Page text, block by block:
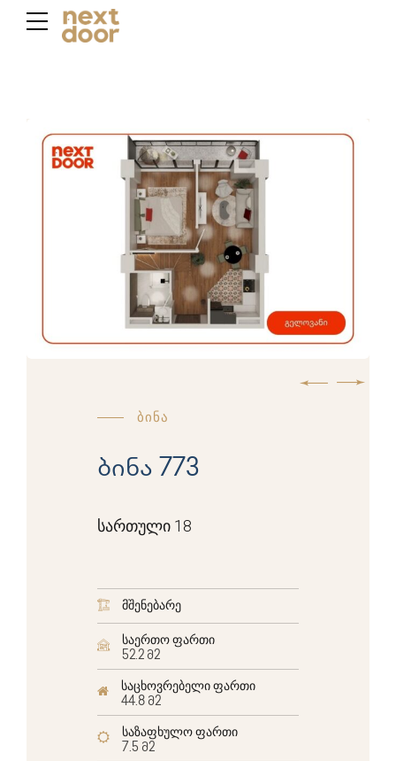
ბინა
ბინა 773
სართული 18
მშენებარე
საერთო ფართი
52.2 მ2
საცხოვრებელი ფართი
44.8 მ2
საზაფხულო ფართი
7.5 მ2